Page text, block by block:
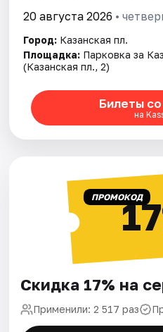
20 августа 2026 •
Город: Казанская пл.
Площадка: Парковка за
(Казанская пл., 2)
Билеты
на
ПРОМОКОД
Скидка 17% на
Применили: 2 517 раз